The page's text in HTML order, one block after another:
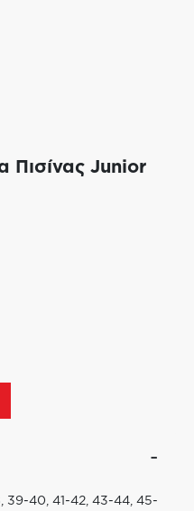
Πισίνας Junior
40, 41-42, 43-44, 45-